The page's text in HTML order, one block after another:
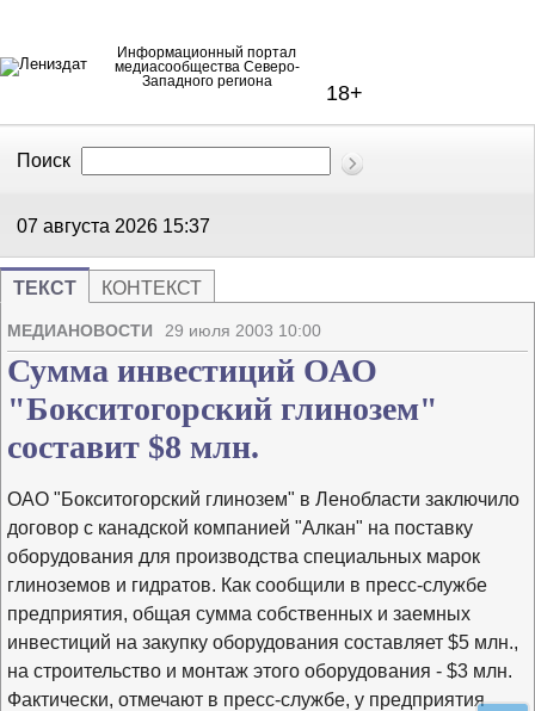
Информационный портал
медиасообщества Северо-
Западного региона
18+
Поиск
07 августа 2026 15:37
ТЕКСТ КОНТЕКСТ
МЕДИАНОВОСТИ 29 июля 2003 10:00
Сумма инвестиций ОАО
"Бокситогорский глинозем"
составит $8 млн.
ОАО "Бокситогорский глинозем" в Ленобласти заключило
договор с канадской компанией "Алкан" на поставку
оборудования для производства специальных марок
глиноземов и гидратов. Как сообщили в пресс-службе
предприятия, общая сумма собственных и заемных
инвестиций на закупку оборудования составляет $5 млн.,
на строительство и монтаж этого оборудования - $3 млн.
Фактически, отмечают в пресс-службе, у предприятия